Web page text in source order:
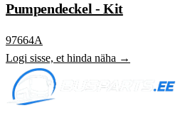
Pumpendeckel - Kit
97664A
Logi sisse, et hinda näha →